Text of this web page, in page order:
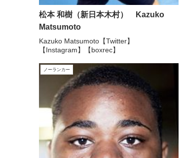
松本 和樹（新日本木村） Kazuko
Matsumoto
Kazuko Matsumoto【Twitter】
【Instagram】【boxrec】
ノーランカー